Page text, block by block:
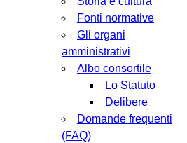
Fonti normative
Gli organi
amministrativi
Albo consortile
Lo Statuto
Delibere
Domande frequenti
(FAQ)